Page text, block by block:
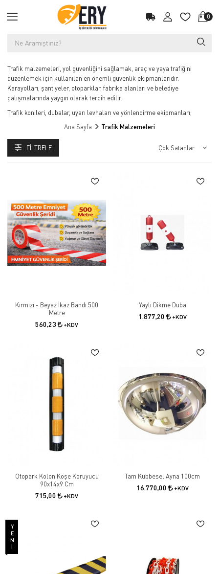
0
Trafik malzemeleri, yol güvenliğini sağlamak, araç ve yaya trafiğini
düzenlemek için kullanılan en önemli güvenlik ekipmanlarıdır.
Karayolları, şantiyeler, otoparklar, fabrika alanları ve belediye
çalışmalarında yaygın olarak tercih edilir.
Trafik konileri, dubalar, uyarı levhaları ve yönlendirme ekipmanları;
sürücü ve yayaların güvenli bir şekilde yönlendirilmesini sağlar. Yüksek
görünürlüklü reflektif yapıları sayesinde gece ve gündüz maksimum fark
Dayanıklı plastik ve kauçuk malzemelerden üretilen trafik ekipmanları,
Ana Sayfa Trafik Malzemeleri
FILTRELE
Kırmızı - Beyaz İkaz Bandı 500
Metre
560,23 +KDV
Yaylı Dikme Duba
1.877,20 +KDV
Otopark Kolon Köşe Koruyucu
90x14x9 Cm
715,00 +KDV
Tam Kubbesel Ayna 100cm
16.770,00 +KDV
YENI